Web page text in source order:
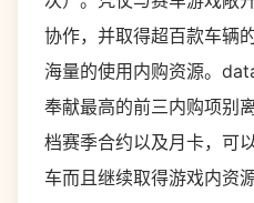
协作，并取得超百款车辆
海量的使用内购资源。
奉献最高的前三内购项别
档赛季合约以及月卡，可
车而且继续取得游戏内资